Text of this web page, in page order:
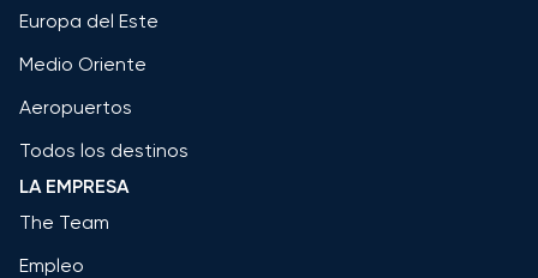
Europa del Este
Medio Oriente
Aeropuertos
Todos los destinos
LA EMPRESA
The Team
Empleo